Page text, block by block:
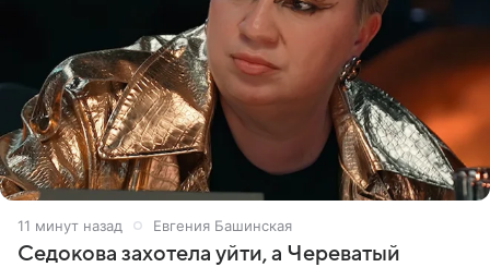
11 минут назад Евгения Башинская
Седокова захотела уйти, а Череватый